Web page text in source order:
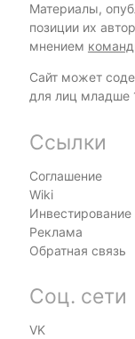
Материалы,
позиции их
мнением
Сайт может
для лиц младше
Ссылки
Соглашение
Wiki
Инвестирование
Реклама
Обратная связь
Соц. сети
VK